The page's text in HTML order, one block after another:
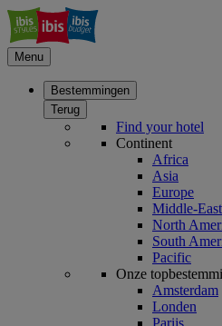
Menu
Bestemmingen
Terug
Find your hotel
Continent
Africa
Asia
Europe
Middle-East
North
South
Pacific
Onze
Amsterdam
Londen
Parijs